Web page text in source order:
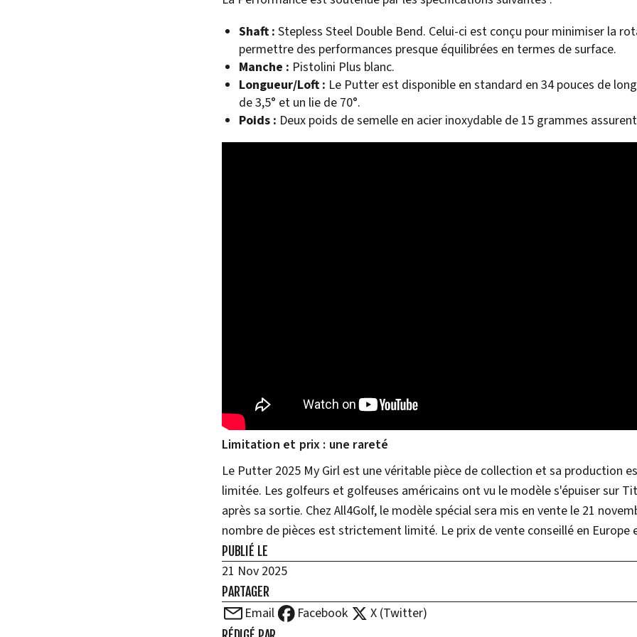
Shaft : Stepless Steel Double Bend. Celui-ci est conçu pour minimiser la
permettre des performances presque équilibrées en termes de surface.
Manche : Pistolini Plus blanc.
Longueur/Loft : Le Putter est disponible en standard en 34 pouces de
de 3,5° et un lie de 70°.
Poids : Deux poids de semelle en acier inoxydable de 15 grammes
Limitation et prix : une rareté
Le Putter 2025 My Girl est une véritable pièce de collection et sa production
limitée. Les golfeurs et golfeuses américains ont vu le modèle s'épuiser sur
après sa sortie. Chez All4Golf, le modèle spécial sera mis en vente le 21
nombre de pièces est strictement limité. Le prix de vente conseillé en Europe
PUBLIÉ LE
21 Nov 2025
PARTAGER
Email Facebook X (Twitter)